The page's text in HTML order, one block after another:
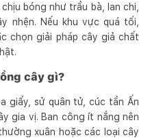
bóng như trầu bà, lan chi,
nhện. Nếu khu vực quá tối,
chọn giải pháp cây giả chất
cây gì?
giấy, sử quân tử, cúc tần Ấn
gia vị. Ban công ít nắng nên
xuân hoặc các loại cây